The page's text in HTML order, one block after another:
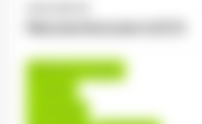
Senones , France
12,31 €/h